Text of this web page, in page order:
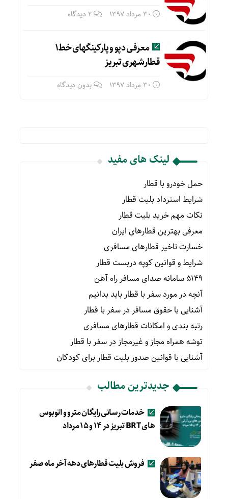
30 مرداد 1397 2 دیدگاه
معرفی دپو و پارکینگهای خط۱
قطارشهری تبریز
30 مرداد 1397 بدون دیدگاه
لینک های مفید
حمل خودرو با قطار
شرایط استرداد بلیت قطار
نکات مهم خرید بلیت قطار
معرفی بهترین قطارهای ایران
خسارت تاخیر قطارهای مسافری
شرایط و قوانین کوپه دربست قطار
۵۱۴۹ سامانه صدای مسافر راه آهن
آنچه در مورد سفر با قطار باید بدانیم
آشنایی با حقوق مسافر در سفر با قطار
رتبه بندی و امکانات قطارهای مسافری
توشه همراه مجاز و غیرمجاز در سفر با قطار
آشنایی با قوانین صدور بلیت قطار برای کودکان
جدیدترین مطالب
خدمات رسانی رایگان مترو و اتوبوس
های BRT تبریز در ۱۴ و ۱۵ مرداد
فروش بلیت قطارهای دهه آخر ماه صفر